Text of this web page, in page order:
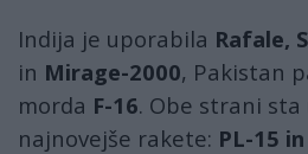
Indija je uporabila Rafale,
in Mirage-2000, Pakistan
morda F-16. Obe strani
najnovejše rakete: PL-15